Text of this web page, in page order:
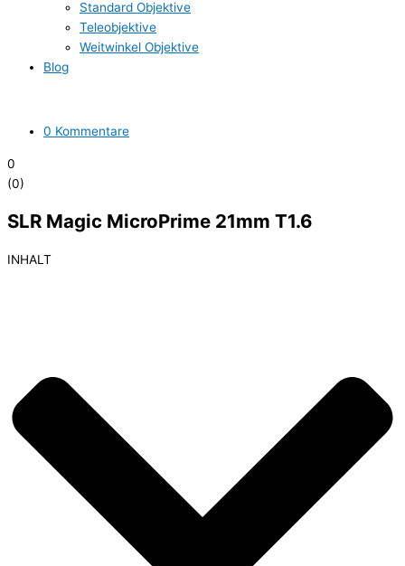
Standard Objektive
Teleobjektive
Weitwinkel Objektive
Blog
0 Kommentare
0
(0)
SLR Magic MicroPrime 21mm T1.6
INHALT